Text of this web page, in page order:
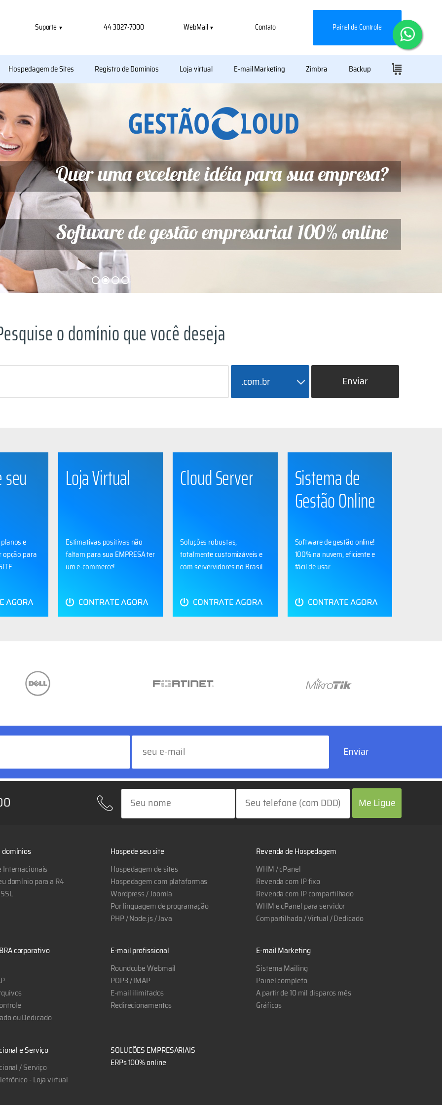
Suporte 44 3027-7000 WebMail Contato Painel de Controle
Hospedagem de Sites Registro de Domínios Loja virtual E-mail Marketing Zimbra Backup
o domínio que você deseja
.com.br Enviar
e
opção para
Loja Virtual
Estimativas positivas não
faltam para sua EMPRESA ter
um e-commerce!
Cloud Server
Soluções robustas,
totalmente customizáveis e
com servervidores no Brasil
Sistema de
Gestão Online
Software de gestão online!
100% na nuvem, eficiente e
fácil de usar
Enviar
Me Ligue
domínios
Internacionais
domínio para a R4
Hospede seu site
Hospedagem de sites
Hospedagem com plataformas
Wordpress / Joomla
Por linguagem de programação
PHP / Node.js / Java
Revenda de Hospedagem
WHM / cPanel
Revenda com IP fixo
Revenda com IP compartilhado
WHM e cPanel para servidor
Compartilhado / Virtual / Dedicado
corporativo
ou Dedicado
E-mail profissional
Roundcube Webmail
POP3 / IMAP
E-mail ilimitados
Redirecionamentos
E-mail Marketing
Sistema Mailing
Painel completo
A partir de 10 mil disparos mês
Gráficos
e Serviço
/ Serviço
- Loja virtual
SOLUÇÕES EMPRESARIAIS
ERPs 100% online